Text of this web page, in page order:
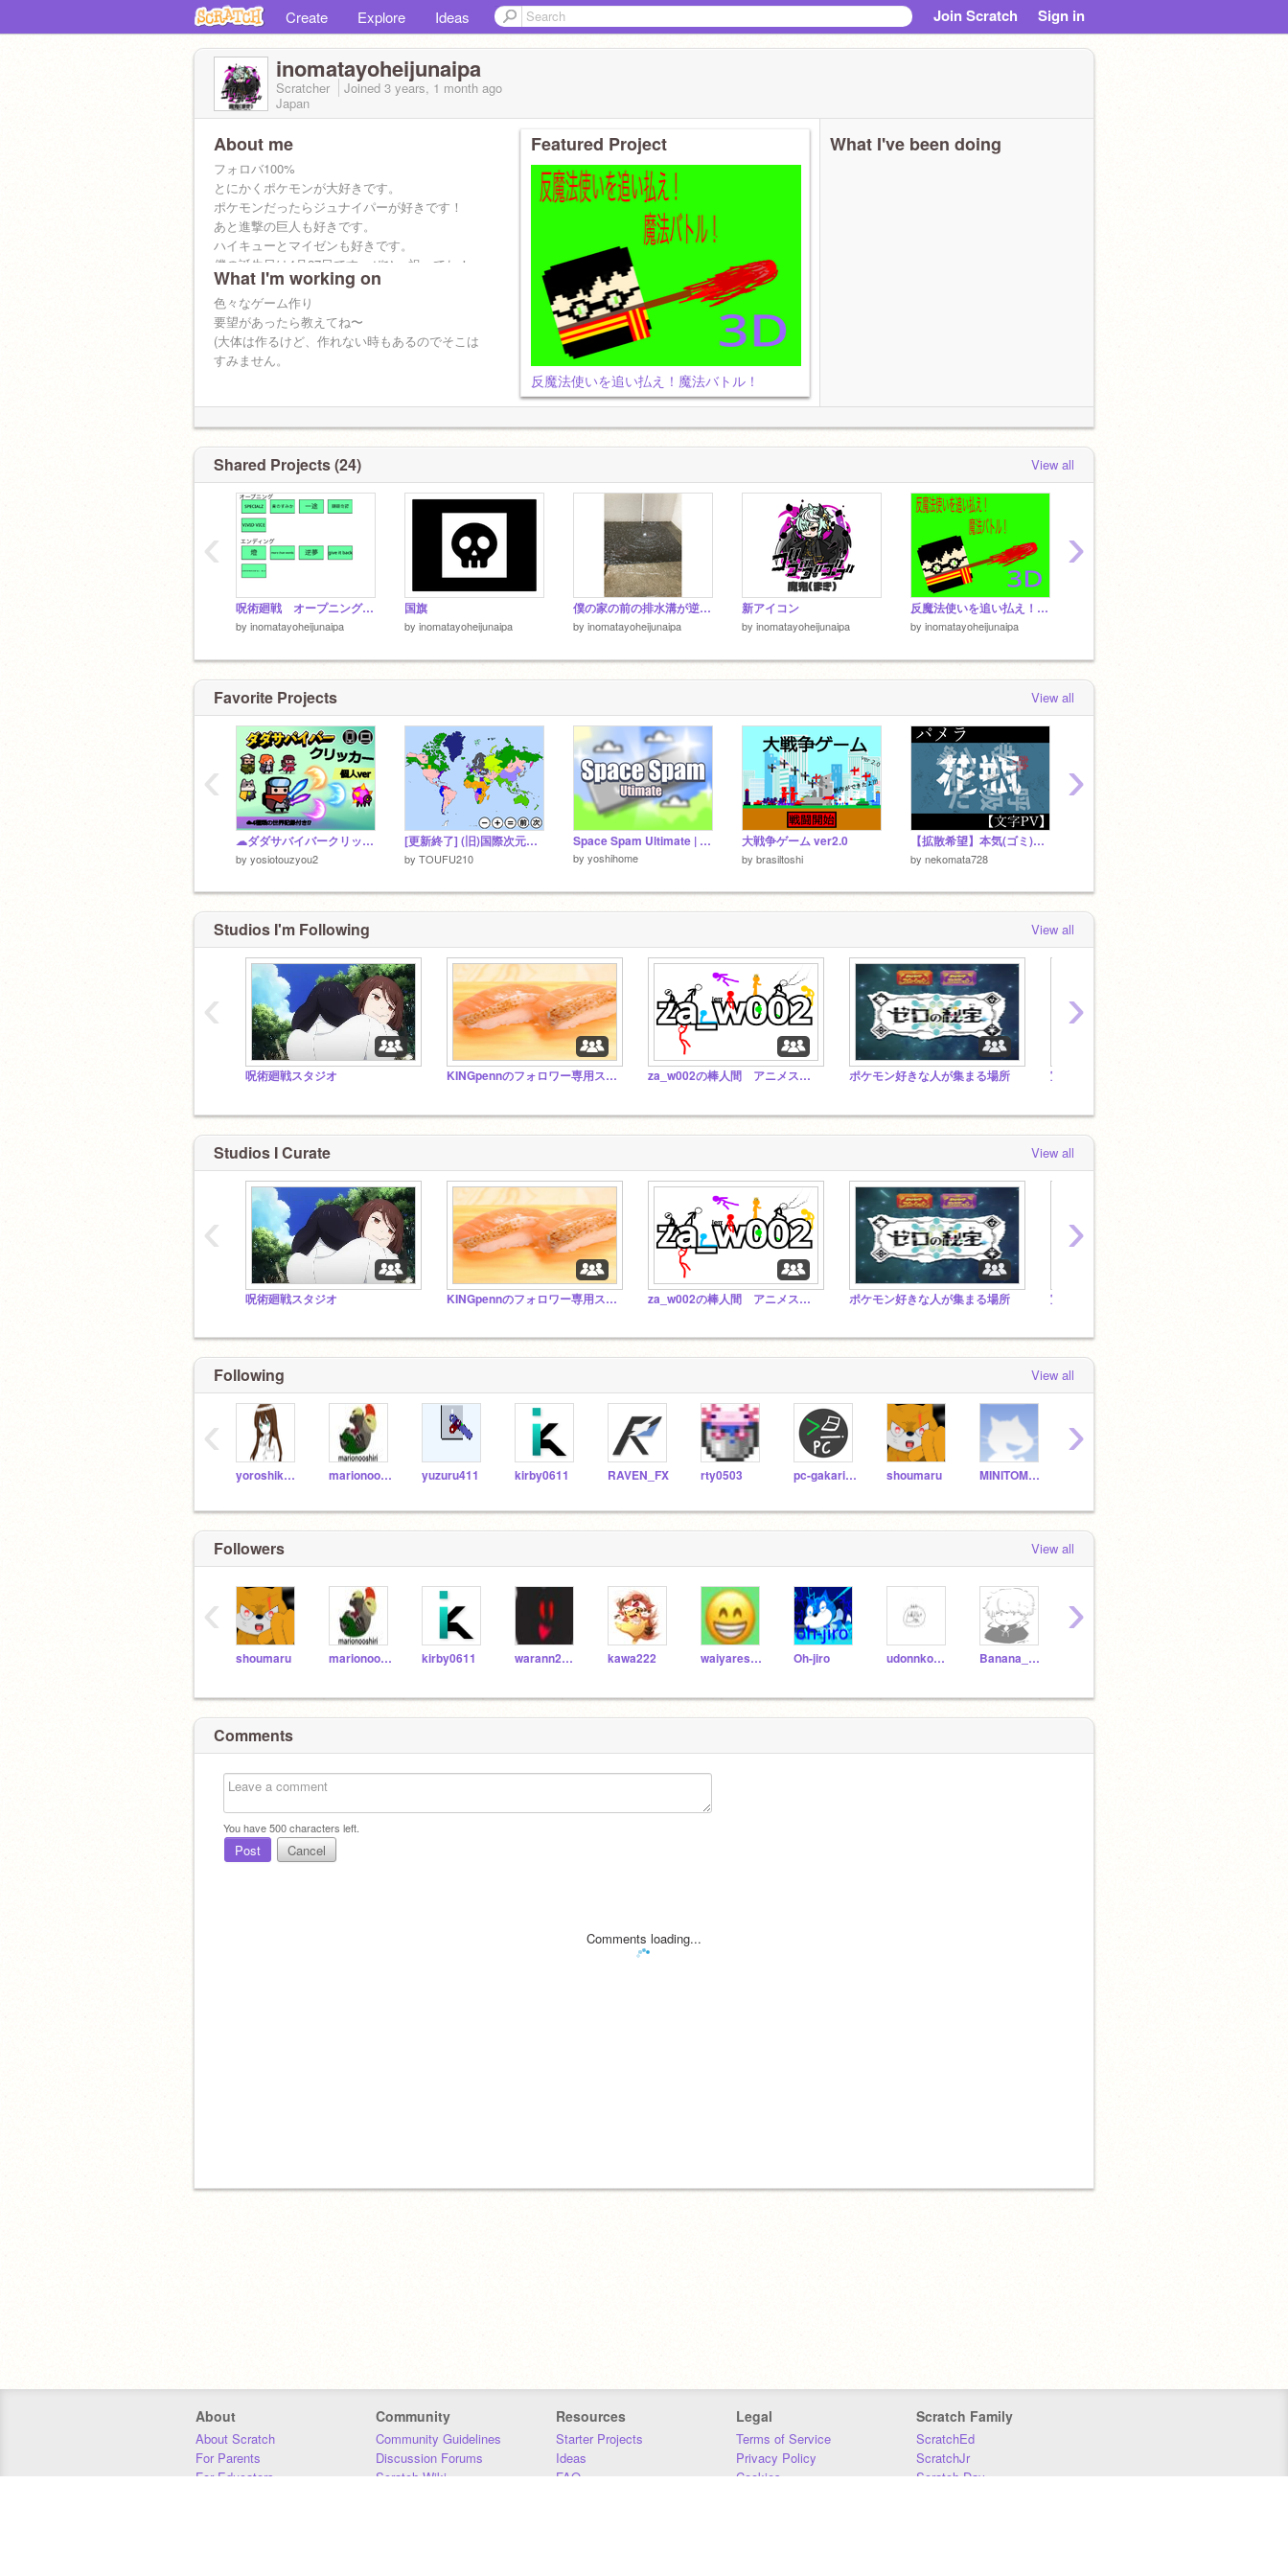
Create Explore Ideas Join Scratch Sign in
inomatayoheijunaipa
Scratcher Joined 3 years, 1 month ago
Japan
About me
フォロバ100%
とにかくポケモンが大好きです。
ポケモンだったらジュナイパーが好きです！
あと進撃の巨人も好きです。
ハイキューとマイゼンも好きです。
僕の誕生日は4月27日です。ぜひ、祝ってね！
フォローお願いします！
What I'm working on
色々なゲーム作り
要望があったら教えてね〜
(大体は作るけど、作れない時もあるのでそこは
すみません。
Featured Project
反魔法使いを追い払え！魔法バトル！
What I've been doing
Shared Projects (24) View all
呪術廻戦 オープニング&エンディング集
by inomatayoheijunaipa
国旗
by inomatayoheijunaipa
僕の家の前の排水溝が逆流しました。
by inomatayoheijunaipa
新アイコン
by inomatayoheijunaipa
反魔法使いを追い払え！魔法バトル！
by inomatayoheijunaipa
‹ ›
Favorite Projects View all
☁ダダサバイバークリッカー【個人】
by yosiotouzyou2
[更新終了] (旧)国際次元地図-v15.202~(仮)
by TOUFU210
Space Spam Ultimate | #All #Games
by yoshihome
大戦争ゲーム ver2.0
by brasiltoshi
【拡散希望】本気(ゴミ)文字PV パメラ
by nekomata728
‹ ›
Studios I'm Following View all
呪術廻戦スタジオ KINGpennのフォロワー専用スタジオ za_w002の棒人間 アニメスタジオ ポケモン好きな人が集まる場所
‹ ›
Studios I Curate View all
呪術廻戦スタジオ KINGpennのフォロワー専用スタジオ za_w002の棒人間 アニメスタジオ ポケモン好きな人が集まる場所
‹ ›
Following View all
yoroshiku_soudo marionooshiri yuzuru411 kirby0611 RAVEN_FX rty0503 pc-gakari53 shoumaru MINITOMATO3
‹ ›
Followers View all
shoumaru marionooshiri kirby0611 warann2470 kawa222 waiyaresuwasabi Oh-jiro udonnkodesuyo Banana_fighter
‹ ›
Comments
You have500characters left.
Post Cancel
Comments loading...
About
About Scratch
For Parents
For Educators
Community
Community Guidelines
Discussion Forums
Scratch Wiki
Resources
Starter Projects
Ideas
FAQ
Legal
Terms of Service
Privacy Policy
Cookies
Scratch Family
ScratchEd
ScratchJr
Scratch Day